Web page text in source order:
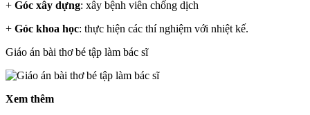
+ Góc xây dựng: xây bệnh viên chống dịch
+ Góc khoa học: thực hiện các thí nghiệm với nhiệt kế.
Giáo án bài thơ bé tập làm bác sĩ
Xem thêm